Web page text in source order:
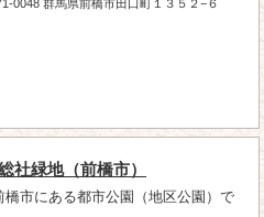
0048 群馬県前橋市田口町１３５２−６
社緑地（前橋市）
橋市にある都市公園（地区公園）で